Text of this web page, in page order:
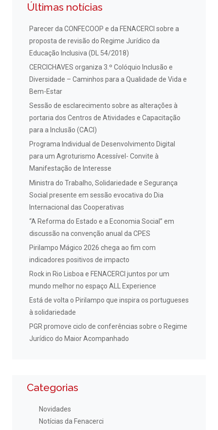
Últimas notícias
Parecer da CONFECOOP e da FENACERCI sobre a
proposta de revisão do Regime Jurídico da
Educação Inclusiva (DL 54/2018)
CERCICHAVES organiza 3.º Colóquio Inclusão e
Diversidade – Caminhos para a Qualidade de Vida e
Bem-Estar
Sessão de esclarecimento sobre as alterações à
portaria dos Centros de Atividades e Capacitação
para a Inclusão (CACI)
Programa Individual de Desenvolvimento Digital
para um Agroturismo Acessível- Convite à
Manifestação de Interesse
Ministra do Trabalho, Solidariedade e Segurança
Social presente em sessão evocativa do Dia
Internacional das Cooperativas
“A Reforma do Estado e a Economia Social” em
discussão na convenção anual da CPES
Pirilampo Mágico 2026 chega ao fim com
indicadores positivos de impacto
Rock in Rio Lisboa e FENACERCI juntos por um
mundo melhor no espaço ALL Experience
Está de volta o Pirilampo que inspira os portugueses
à solidariedade
PGR promove ciclo de conferências sobre o Regime
Jurídico do Maior Acompanhado
Categorias
Novidades
Notícias da Fenacerci